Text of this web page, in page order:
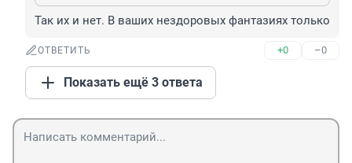
Так их и нет. В ваших нездоровых фантазиях только
ОТВЕТИТЬ +0 –0
Показать ещё 3 ответа